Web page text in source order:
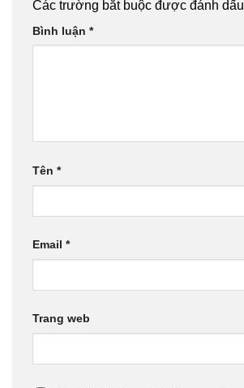
Các trường bắt buộc được đánh dấu
Bình luận *
Tên *
Email *
Trang web